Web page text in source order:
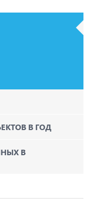
В ГОД
В